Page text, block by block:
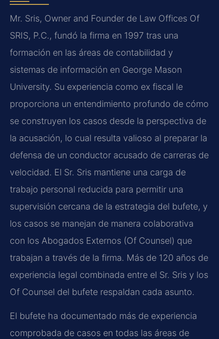
Mr. Sris, Owner and Founder de Law Offices Of
SRIS, P.C., fundó la firma en 1997 tras una
formación en las áreas de contabilidad y
sistemas de información en George Mason
University. Su experiencia como ex fiscal le
proporciona un entendimiento profundo de cómo
se construyen los casos desde la perspectiva de
la acusación, lo cual resulta valioso al preparar la
defensa de un conductor acusado de carreras de
velocidad. El Sr. Sris mantiene una carga de
trabajo personal reducida para permitir una
supervisión cercana de la estrategia del bufete, y
los casos se manejan de manera colaborativa
con los Abogados Externos (Of Counsel) que
trabajan a través de la firma. Más de 120 años de
experiencia legal combinada entre el Sr. Sris y los
Of Counsel del bufete respaldan cada asunto.
El bufete ha documentado más de experiencia
comprobada de casos en todas las áreas de